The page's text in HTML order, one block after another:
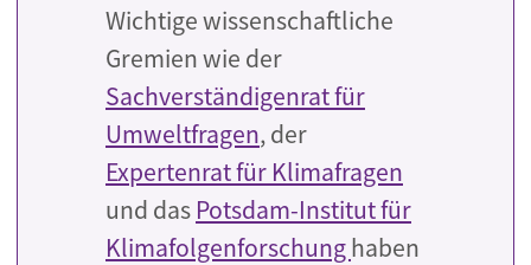
Wichtige wissenschaftliche
Gremien wie der
Sachverständigenrat für
Umweltfragen, der
Expertenrat für Klimafragen
und das Potsdam-Institut für
Klimafolgenforschunghaben